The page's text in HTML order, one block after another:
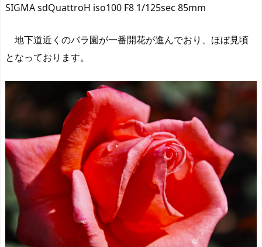
SIGMA sdQuattroH iso100 F8 1/125sec 85mm
地下道近くのバラ園が一番開花が進んでおり、ほぼ見頃
となっております。